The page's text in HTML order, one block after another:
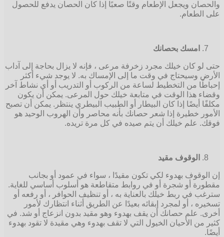
والحصان ويجعل الإطعام وقتًا صعبًا إذا كان الحصان يدفع للحصول
على الطعام.
امسك بحصانك
حتى لو كان خيلك مجرد زخرفة مرعى ، فإنه لا يزال بحاجة إلى آداب
الأرض وسيحتاج في وقت ما إلى الإمساك به. لا يوجد شيء أكثر
إحباطًا من التخطيط لساعة من الركوب أو التدريب أو أي نشاط آخر
وقضاء هذا الوقت في متابعة خيلك حول المرعى. يمكن أن يكون
مكلفًا أيضًا إذا كان البيطار أو الطبيب البيطري ينتظر. يمكن أن تصبح
الأمور خطيرة إذا شعر حصانك بأنه محاصر وأن الهروب الوحيد هو
فوقك. علم خيلك أن يتم صيده في كل مرة تريده.
الوقوف مقيد
إن الوقوف بهدوء لكي تكون مقيدًا ، سواء في عمود أو بجانب
مقطورة أو شجرة أو في روابط متقاطعة هو أسلوب أساسي للغاية.
سترغب في ربط خيلك بالعناية به ، أو تنظيف الحوافر ، أو رفعه أو
تسخيره ، أو لمجرد إبقائه بعيدًا عن الطريق أثناء انتظارك لأمور
أخرى. علم حصانك أن يقف بهدوء وهو مقيد بدون انزعاج أو شد. في
كثير من الأحيان الخيول التي لا تقف بهدوء وهي مقيدة لا تقود بهدوء
أيضًا.